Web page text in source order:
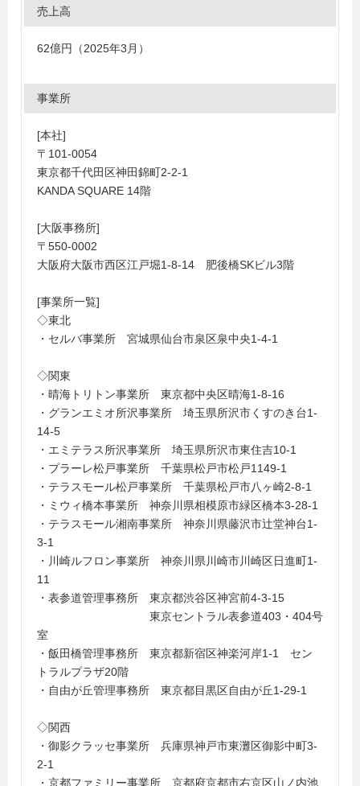
売上高
62億円（2025年3月）
事業所
[本社]
〒101-0054
東京都千代田区神田錦町2-2-1
KANDA SQUARE 14階
[大阪事務所]
〒550-0002
大阪府大阪市西区江戸堀1-8-14 肥後橋SKビル3階
[事業所一覧]
◇東北
・セルバ事業所 宮城県仙台市泉区泉中央1-4-1
◇関東
・晴海トリトン事業所 東京都中央区晴海1-8-16
・グランエミオ所沢事業所 埼玉県所沢市くすのき台1-
14-5
・エミテラス所沢事業所 埼玉県所沢市東住吉10-1
・プラーレ松戸事業所 千葉県松戸市松戸1149-1
・テラスモール松戸事業所 千葉県松戸市八ヶ崎2-8-1
・ミウィ橋本事業所 神奈川県相模原市緑区橋本3-28-1
・テラスモール湘南事業所 神奈川県藤沢市辻堂神台1-
3-1
・川崎ルフロン事業所 神奈川県川崎市川崎区日進町1-
11
・表参道管理事務所 東京都渋谷区神宮前4-3-15
東京セントラル表参道403・404号
室
・飯田橋管理事務所 東京都新宿区神楽河岸1-1 セン
トラルプラザ20階
・自由が丘管理事務所 東京都目黒区自由が丘1-29-1
◇関西
・御影クラッセ事業所 兵庫県神戸市東灘区御影中町3-
2-1
・京都ファミリー事業所 京都府京都市右京区山ノ内池